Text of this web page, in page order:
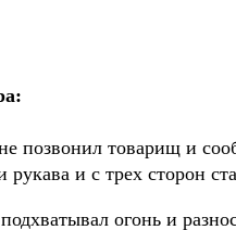
позвонил товарищ и
и с трех сторон
огонь и